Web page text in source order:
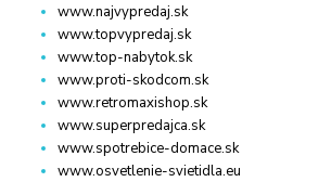
www.najvypredaj.sk
www.topvypredaj.sk
www.top-nabytok.sk
www.proti-skodcom.sk
www.retromaxishop.sk
www.superpredajca.sk
www.spotrebice-domace.sk
www.osvetlenie-svietidla.eu